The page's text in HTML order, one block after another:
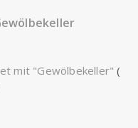
mit "Gewölbekeller" (